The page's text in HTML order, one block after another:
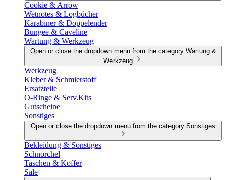
Cookie & Arrow
Wetnotes & Logbücher
Karabiner & Doppelender
Bungee & Caveline
Wartung & Werkzeug
Open or close the dropdown menu from the category Wartung &
Werkzeug
Werkzeug
Kleber & Schmierstoff
Ersatzteile
O-Ringe & Serv.Kits
Gutscheine
Sonstiges
Open or close the dropdown menu from the category Sonstiges
Bekleidung & Sonstiges
Schnorchel
Taschen & Koffer
Sale